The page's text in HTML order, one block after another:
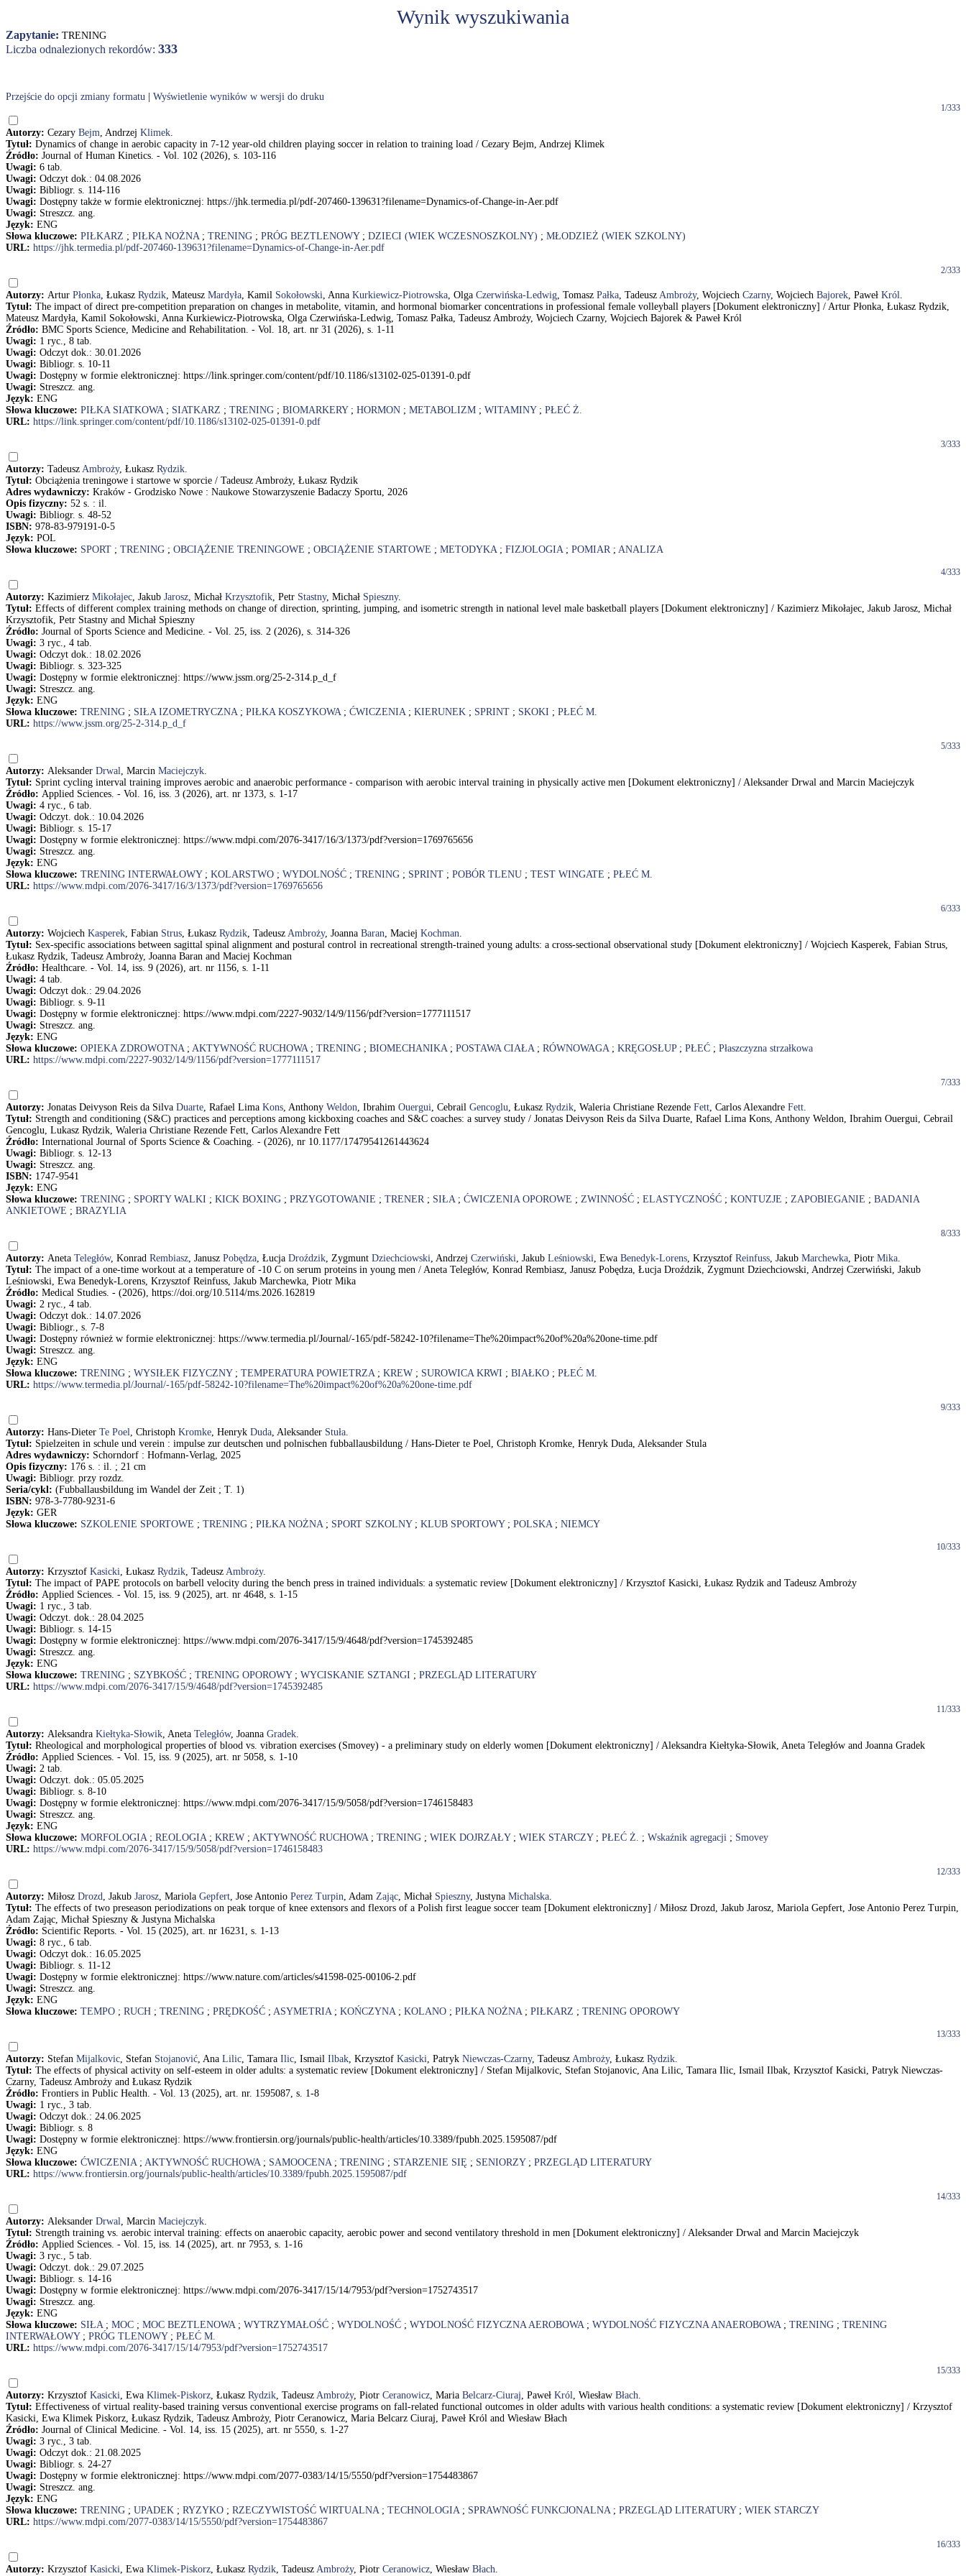
Wynik wyszukiwania
Zapytanie: TRENING
Liczba odnalezionych rekordów: 333
Przejście do opcji zmiany formatu Wyświetlenie wyników w wersji do druku
1/333
Autorzy: Cezary Bejm, Andrzej Klimek.
Tytuł: Dynamics of change in aerobic capacity in 7-12 year-old children playing soccer in relation to training load / Cezary Bejm, Andrzej Klimek
Źródło: Journal of Human Kinetics. - Vol. 102 (2026), s. 103-116
Uwagi: 6 tab.
Uwagi: Odczyt dok.: 04.08.2026
Uwagi: Bibliogr. s. 114-116
Uwagi: Dostępny także w formie elektronicznej: https://jhk.termedia.pl/pdf-207460-139631?filename=Dynamics-of-Change-in-Aer.pdf
Uwagi: Streszcz. ang.
Język: ENG
Słowa kluczowe: PIŁKARZ ; PIŁKA NOŻNA; TRENING ; PRÓG BEZTLENOWY; DZIECI (WIEK WCZESNOSZKOLNY) ; MŁODZIEŻ (WIEK SZKOLNY)
URL: https://jhk.termedia.pl/pdf-207460-139631?filename=Dynamics-of-Change-in-Aer.pdf
2/333
Autorzy: Artur Płonka, Łukasz Rydzik, Mateusz Mardyła, Kamil Sokołowski, Anna Kurkiewicz-Piotrowska, Olga Czerwińska-Ledwig, Tomasz Pałka, Tadeusz Ambroży, Wojciech Czarny, Wojciech Bajorek, Paweł Król.
Tytuł: The impact of direct pre-competition preparation on changes in metabolite, vitamin, and hormonal biomarker concentrations in professional female volleyball players [Dokument elektroniczny] / Artur Płonka, Łukasz Rydzik,
Mateusz Mardyła, Kamil Sokołowski, Anna Kurkiewicz-Piotrowska, Olga Czerwińska-Ledwig, Tomasz Pałka, Tadeusz Ambroży, Wojciech Czarny, Wojciech Bajorek & Paweł Król
Źródło: BMC Sports Science, Medicine and Rehabilitation. - Vol. 18, art. nr 31 (2026), s. 1-11
Uwagi: 1 ryc., 8 tab.
Uwagi: Odczyt dok.: 30.01.2026
Uwagi: Bibliogr. s. 10-11
Uwagi: Dostępny w formie elektronicznej: https://link.springer.com/content/pdf/10.1186/s13102-025-01391-0.pdf
Uwagi: Streszcz. ang.
Język: ENG
Słowa kluczowe: PIŁKA SIATKOWA; SIATKARZ ; TRENING ; BIOMARKERY; HORMON ; METABOLIZM ; WITAMINY; PŁEĆ Ż.
URL: https://link.springer.com/content/pdf/10.1186/s13102-025-01391-0.pdf
3/333
Autorzy: Tadeusz Ambroży, Łukasz Rydzik.
Tytuł: Obciążenia treningowe i startowe w sporcie / Tadeusz Ambroży, Łukasz Rydzik
Adres wydawniczy: Kraków - Grodzisko Nowe : Naukowe Stowarzyszenie Badaczy Sportu, 2026
Opis fizyczny: 52 s. : il.
Uwagi: Bibliogr. s. 48-52
ISBN: 978-83-979191-0-5
Język: POL
Słowa kluczowe: SPORT ; TRENING ; OBCIĄŻENIE TRENINGOWE ; OBCIĄŻENIE STARTOWE ; METODYKA; FIZJOLOGIA; POMIAR; ANALIZA
4/333
Autorzy: Kazimierz Mikołajec, Jakub Jarosz, Michał Krzysztofik, Petr Stastny, Michał Spieszny.
Tytuł: Effects of different complex training methods on change of direction, sprinting, jumping, and isometric strength in national level male basketball players [Dokument elektroniczny] / Kazimierz Mikołajec, Jakub Jarosz, Michał
Krzysztofik, Petr Stastny and Michał Spieszny
Źródło: Journal of Sports Science and Medicine. - Vol. 25, iss. 2 (2026), s. 314-326
Uwagi: 3 ryc., 4 tab.
Uwagi: Odczyt dok.: 18.02.2026
Uwagi: Bibliogr. s. 323-325
Uwagi: Dostępny w formie elektronicznej: https://www.jssm.org/25-2-314.p_d_f
Uwagi: Streszcz. ang.
Język: ENG
Słowa kluczowe: TRENING ; SIŁA IZOMETRYCZNA; PIŁKA KOSZYKOWA; ĆWICZENIA; KIERUNEK ; SPRINT ; SKOKI ; PŁEĆ M.
URL: https://www.jssm.org/25-2-314.p_d_f
5/333
Autorzy: Aleksander Drwal, Marcin Maciejczyk.
Tytuł: Sprint cycling interval training improves aerobic and anaerobic performance - comparison with aerobic interval training in physically active men [Dokument elektroniczny] / Aleksander Drwal and Marcin Maciejczyk
Źródło: Applied Sciences. - Vol. 16, iss. 3 (2026), art. nr 1373, s. 1-17
Uwagi: 4 ryc., 6 tab.
Uwagi: Odczyt. dok.: 10.04.2026
Uwagi: Bibliogr. s. 15-17
Uwagi: Dostępny w formie elektronicznej: https://www.mdpi.com/2076-3417/16/3/1373/pdf?version=1769765656
Uwagi: Streszcz. ang.
Język: ENG
Słowa kluczowe: TRENING INTERWAŁOWY; KOLARSTWO ; WYDOLNOŚĆ ; TRENING ; SPRINT ; POBÓR TLENU ; TEST WINGATE ; PŁEĆ M.
URL: https://www.mdpi.com/2076-3417/16/3/1373/pdf?version=1769765656
6/333
Autorzy: Wojciech Kasperek, Fabian Strus, Łukasz Rydzik, Tadeusz Ambroży, Joanna Baran, Maciej Kochman.
Tytuł: Sex-specific associations between sagittal spinal alignment and postural control in recreational strength-trained young adults: a cross-sectional observational study [Dokument elektroniczny] / Wojciech Kasperek, Fabian Strus,
Łukasz Rydzik, Tadeusz Ambroży, Joanna Baran and Maciej Kochman
Źródło: Healthcare. - Vol. 14, iss. 9 (2026), art. nr 1156, s. 1-11
Uwagi: 4 tab.
Uwagi: Odczyt dok.: 29.04.2026
Uwagi: Bibliogr. s. 9-11
Uwagi: Dostępny w formie elektronicznej: https://www.mdpi.com/2227-9032/14/9/1156/pdf?version=1777111517
Uwagi: Streszcz. ang.
Język: ENG
Słowa kluczowe: OPIEKA ZDROWOTNA; AKTYWNOŚĆ RUCHOWA; TRENING ; BIOMECHANIKA; POSTAWA CIAŁA; RÓWNOWAGA; KRĘGOSŁUP; PŁEĆ ; Płaszczyzna strzałkowa
URL: https://www.mdpi.com/2227-9032/14/9/1156/pdf?version=1777111517
7/333
Autorzy: Jonatas Deivyson Reis da Silva Duarte, Rafael Lima Kons, Anthony Weldon, Ibrahim Ouergui, Cebrail Gencoglu, Łukasz Rydzik, Waleria Christiane Rezende Fett, Carlos Alexandre Fett.
Tytuł: Strength and conditioning (S&C) practices and perceptions among kickboxing coaches and S&C coaches: a survey study / Jonatas Deivyson Reis da Silva Duarte, Rafael Lima Kons, Anthony Weldon, Ibrahim Ouergui, Cebrail
Gencoglu, Lukasz Rydzik, Waleria Christiane Rezende Fett, Carlos Alexandre Fett
Źródło: International Journal of Sports Science & Coaching. - (2026), nr 10.1177/17479541261443624
Uwagi: Bibliogr. s. 12-13
Uwagi: Streszcz. ang.
ISBN: 1747-9541
Język: ENG
Słowa kluczowe: TRENING ; SPORTY WALKI ; KICK BOXING ; PRZYGOTOWANIE ; TRENER; SIŁA; ĆWICZENIA OPOROWE ; ZWINNOŚĆ ; ELASTYCZNOŚĆ ; KONTUZJE ; ZAPOBIEGANIE ; BADANIA
ANKIETOWE ; BRAZYLIA
8/333
Autorzy: Aneta Teległów, Konrad Rembiasz, Janusz Pobędza, Łucja Droździk, Zygmunt Dziechciowski, Andrzej Czerwiński, Jakub Leśniowski, Ewa Benedyk-Lorens, Krzysztof Reinfuss, Jakub Marchewka, Piotr Mika.
Tytuł: The impact of a one-time workout at a temperature of -10 C on serum proteins in young men / Aneta Teległów, Konrad Rembiasz, Janusz Pobędza, Łucja Droździk, Zygmunt Dziechciowski, Andrzej Czerwiński, Jakub
Leśniowski, Ewa Benedyk-Lorens, Krzysztof Reinfuss, Jakub Marchewka, Piotr Mika
Źródło: Medical Studies. - (2026), https://doi.org/10.5114/ms.2026.162819
Uwagi: 2 ryc., 4 tab.
Uwagi: Odczyt dok.: 14.07.2026
Uwagi: Bibliogr., s. 7-8
Uwagi: Dostępny również w formie elektronicznej: https://www.termedia.pl/Journal/-165/pdf-58242-10?filename=The%20impact%20of%20a%20one-time.pdf
Uwagi: Streszcz. ang.
Język: ENG
Słowa kluczowe: TRENING ; WYSIŁEK FIZYCZNY; TEMPERATURA POWIETRZA; KREW ; SUROWICA KRWI ; BIAŁKO ; PŁEĆ M.
URL: https://www.termedia.pl/Journal/-165/pdf-58242-10?filename=The%20impact%20of%20a%20one-time.pdf
9/333
Autorzy: Hans-Dieter Te Poel, Christoph Kromke, Henryk Duda, Aleksander Stuła.
Tytuł: Spielzeiten in schule und verein : impulse zur deutschen und polnischen fubballausbildung / Hans-Dieter te Poel, Christoph Kromke, Henryk Duda, Aleksander Stula
Adres wydawniczy: Schorndorf : Hofmann-Verlag, 2025
Opis fizyczny: 176 s. : il. ; 21 cm
Uwagi: Bibliogr. przy rozdz.
Seria/cykl: (Fubballausbildung im Wandel der Zeit ; T. 1)
ISBN: 978-3-7780-9231-6
Język: GER
Słowa kluczowe: SZKOLENIE SPORTOWE ; TRENING ; PIŁKA NOŻNA; SPORT SZKOLNY; KLUB SPORTOWY; POLSKA; NIEMCY
10/333
Autorzy: Krzysztof Kasicki, Łukasz Rydzik, Tadeusz Ambroży.
Tytuł: The impact of PAPE protocols on barbell velocity during the bench press in trained individuals: a systematic review [Dokument elektroniczny] / Krzysztof Kasicki, Łukasz Rydzik and Tadeusz Ambroży
Źródło: Applied Sciences. - Vol. 15, iss. 9 (2025), art. nr 4648, s. 1-15
Uwagi: 1 ryc., 3 tab.
Uwagi: Odczyt. dok.: 28.04.2025
Uwagi: Bibliogr. s. 14-15
Uwagi: Dostępny w formie elektronicznej: https://www.mdpi.com/2076-3417/15/9/4648/pdf?version=1745392485
Uwagi: Streszcz. ang.
Język: ENG
Słowa kluczowe: TRENING ; SZYBKOŚĆ ; TRENING OPOROWY; WYCISKANIE SZTANGI ; PRZEGLĄD LITERATURY
URL: https://www.mdpi.com/2076-3417/15/9/4648/pdf?version=1745392485
11/333
Autorzy: Aleksandra Kiełtyka-Słowik, Aneta Teległów, Joanna Gradek.
Tytuł: Rheological and morphological properties of blood vs. vibration exercises (Smovey) - a preliminary study on elderly women [Dokument elektroniczny] / Aleksandra Kiełtyka-Słowik, Aneta Teległów and Joanna Gradek
Źródło: Applied Sciences. - Vol. 15, iss. 9 (2025), art. nr 5058, s. 1-10
Uwagi: 2 tab.
Uwagi: Odczyt. dok.: 05.05.2025
Uwagi: Bibliogr. s. 8-10
Uwagi: Dostępny w formie elektronicznej: https://www.mdpi.com/2076-3417/15/9/5058/pdf?version=1746158483
Uwagi: Streszcz. ang.
Język: ENG
Słowa kluczowe: MORFOLOGIA; REOLOGIA; KREW ; AKTYWNOŚĆ RUCHOWA; TRENING ; WIEK DOJRZAŁY; WIEK STARCZY; PŁEĆ Ż. ; Wskaźnik agregacji ; Smovey
URL: https://www.mdpi.com/2076-3417/15/9/5058/pdf?version=1746158483
12/333
Autorzy: Miłosz Drozd, Jakub Jarosz, Mariola Gepfert, Jose Antonio Perez Turpin, Adam Zając, Michał Spieszny, Justyna Michalska.
Tytuł: The effects of two preseason periodizations on peak torque of knee extensors and flexors of a Polish first league soccer team [Dokument elektroniczny] / Miłosz Drozd, Jakub Jarosz, Mariola Gepfert, Jose Antonio Perez Turpin,
Adam Zając, Michał Spieszny & Justyna Michalska
Źródło: Scientific Reports. - Vol. 15 (2025), art. nr 16231, s. 1-13
Uwagi: 8 ryc., 6 tab.
Uwagi: Odczyt dok.: 16.05.2025
Uwagi: Bibliogr. s. 11-12
Uwagi: Dostępny w formie elektronicznej: https://www.nature.com/articles/s41598-025-00106-2.pdf
Uwagi: Streszcz. ang.
Język: ENG
Słowa kluczowe: TEMPO ; RUCH ; TRENING ; PRĘDKOŚĆ ; ASYMETRIA; KOŃCZYNA; KOLANO ; PIŁKA NOŻNA; PIŁKARZ ; TRENING OPOROWY
13/333
Autorzy: Stefan Mijalkovic, Stefan Stojanović, Ana Lilic, Tamara Ilic, Ismail Ilbak, Krzysztof Kasicki, Patryk Niewczas-Czarny, Tadeusz Ambroży, Łukasz Rydzik.
Tytuł: The effects of physical activity on self-esteem in older adults: a systematic review [Dokument elektroniczny] / Stefan Mijalkovic, Stefan Stojanovic, Ana Lilic, Tamara Ilic, Ismail Ilbak, Krzysztof Kasicki, Patryk Niewczas-
Czarny, Tadeusz Ambroży and Łukasz Rydzik
Źródło: Frontiers in Public Health. - Vol. 13 (2025), art. nr. 1595087, s. 1-8
Uwagi: 1 ryc., 3 tab.
Uwagi: Odczyt dok.: 24.06.2025
Uwagi: Bibliogr. s. 8
Uwagi: Dostępny w formie elektronicznej: https://www.frontiersin.org/journals/public-health/articles/10.3389/fpubh.2025.1595087/pdf
Język: ENG
Słowa kluczowe: ĆWICZENIA; AKTYWNOŚĆ RUCHOWA; SAMOOCENA; TRENING ; STARZENIE SIĘ ; SENIORZY; PRZEGLĄD LITERATURY
URL: https://www.frontiersin.org/journals/public-health/articles/10.3389/fpubh.2025.1595087/pdf
14/333
Autorzy: Aleksander Drwal, Marcin Maciejczyk.
Tytuł: Strength training vs. aerobic interval training: effects on anaerobic capacity, aerobic power and second ventilatory threshold in men [Dokument elektroniczny] / Aleksander Drwal and Marcin Maciejczyk
Źródło: Applied Sciences. - Vol. 15, iss. 14 (2025), art. nr 7953, s. 1-16
Uwagi: 3 ryc., 5 tab.
Uwagi: Odczyt. dok.: 29.07.2025
Uwagi: Bibliogr. s. 14-16
Uwagi: Dostępny w formie elektronicznej: https://www.mdpi.com/2076-3417/15/14/7953/pdf?version=1752743517
Uwagi: Streszcz. ang.
Język: ENG
Słowa kluczowe: SIŁA; MOC ; MOC BEZTLENOWA; WYTRZYMAŁOŚĆ ; WYDOLNOŚĆ ; WYDOLNOŚĆ FIZYCZNA AEROBOWA; WYDOLNOŚĆ FIZYCZNA ANAEROBOWA; TRENING ; TRENING
INTERWAŁOWY; PRÓG TLENOWY; PŁEĆ M.
URL: https://www.mdpi.com/2076-3417/15/14/7953/pdf?version=1752743517
15/333
Autorzy: Krzysztof Kasicki, Ewa Klimek-Piskorz, Łukasz Rydzik, Tadeusz Ambroży, Piotr Ceranowicz, Maria Belcarz-Ciuraj, Paweł Król, Wiesław Błach.
Tytuł: Effectiveness of virtual reality-based training versus conventional exercise programs on fall-related functional outcomes in older adults with various health conditions: a systematic review [Dokument elektroniczny] / Krzysztof
Kasicki, Ewa Klimek Piskorz, Łukasz Rydzik, Tadeusz Ambroży, Piotr Ceranowicz, Maria Belcarz Ciuraj, Paweł Król and Wiesław Błach
Źródło: Journal of Clinical Medicine. - Vol. 14, iss. 15 (2025), art. nr 5550, s. 1-27
Uwagi: 3 ryc., 3 tab.
Uwagi: Odczyt dok.: 21.08.2025
Uwagi: Bibliogr. s. 24-27
Uwagi: Dostępny w formie elektronicznej: https://www.mdpi.com/2077-0383/14/15/5550/pdf?version=1754483867
Uwagi: Streszcz. ang.
Język: ENG
Słowa kluczowe: TRENING ; UPADEK ; RYZYKO ; RZECZYWISTOŚĆ WIRTUALNA; TECHNOLOGIA; SPRAWNOŚĆ FUNKCJONALNA; PRZEGLĄD LITERATURY; WIEK STARCZY
URL: https://www.mdpi.com/2077-0383/14/15/5550/pdf?version=1754483867
16/333
Autorzy: Krzysztof Kasicki, Ewa Klimek-Piskorz, Łukasz Rydzik, Tadeusz Ambroży, Piotr Ceranowicz, Wiesław Błach.